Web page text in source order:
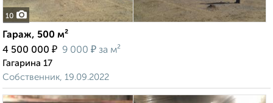
10
Гараж, 500 м²
4 500 000 ₽ 9 000 ₽ за м²
Гагарина 17
Собственник, 19.09.2022